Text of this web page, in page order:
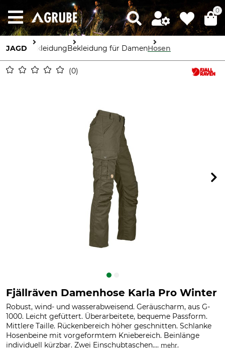
0
JAGD BekleidungBekleidung für DamenHosen
0
Fjällräven Damenhose Karla Pro Winter
Robust, wind- und wasserabweisend. Geräuscharm, aus G-
1000. Leicht gefüttert. Überarbeitete, bequeme Passform.
Mittlere Taille. Rückenbereich höher geschnitten. Schlanke
Hosenbeine mit vorgeformtem Kniebereich. Beinlänge
individuell kürzbar. Zwei Einschubtaschen.... mehr.